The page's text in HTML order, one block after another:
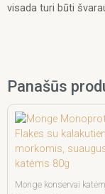
visada turi būti
Panašūs
Monge konservai